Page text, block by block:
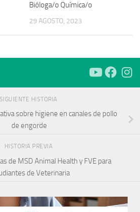
Bióloga/o Química/o
29 AGOSTO, 2023
SIGUIENTE HISTORIA
sobre higiene en canales de pollo
de engorde
HISTORIA PREVIA
de MSD Animal Health y FVE para
de Veterinaria